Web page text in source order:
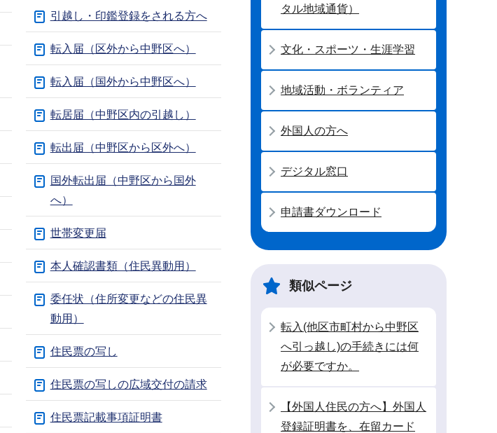
引越し・印鑑登録をされる方へ
転入届（区外から中野区へ）
転入届（国外から中野区へ）
転居届（中野区内の引越し）
転出届（中野区から区外へ）
国外転出届（中野区から国外
へ）
世帯変更届
本人確認書類（住民異動用）
委任状（住所変更などの住民異
動用）
住民票の写し
住民票の写しの広域交付の請求
住民票記載事項証明書
タル地域通貨）
文化・スポーツ・生涯学習
地域活動・ボランティア
外国人の方へ
デジタル窓口
申請書ダウンロード
類似ページ
転入(他区市町村から中野区
へ引っ越し)の手続きには何
が必要ですか。
【外国人住民の方へ】外国人
登録証明書を、在留カード